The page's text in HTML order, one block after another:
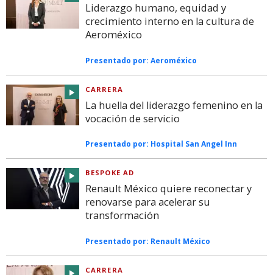
Liderazgo humano, equidad y
crecimiento interno en la cultura de
Aeroméxico
Presentado por: Aeroméxico
CARRERA
La huella del liderazgo femenino en la
vocación de servicio
Presentado por: Hospital San Angel Inn
BESPOKE AD
Renault México quiere reconectar y
renovarse para acelerar su
transformación
Presentado por: Renault México
CARRERA